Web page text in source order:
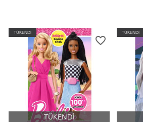
TÜKENDİ
favorite_border
TÜKENDİ
TÜKENDİ